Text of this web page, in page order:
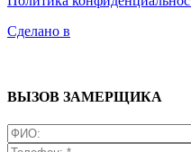
Сделано в
ВЫЗОВ ЗАМЕРЩИКА